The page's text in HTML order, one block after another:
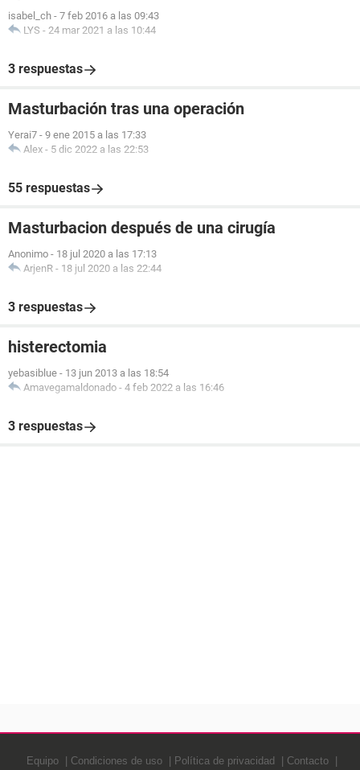
isabel_ch - 7 feb 2016 a las 09:43
LYS - 24 mar 2021 a las 10:44
3 respuestas
Masturbación tras una operación
Yerai7 - 9 ene 2015 a las 17:33
Alex - 5 dic 2022 a las 22:53
55 respuestas
Masturbacion después de una cirugía
Anonimo - 18 jul 2020 a las 17:13
ArjenR - 18 jul 2020 a las 22:44
3 respuestas
histerectomia
yebasiblue - 13 jun 2013 a las 18:54
Amavegamaldonado - 4 feb 2022 a las 16:46
3 respuestas
Equipo Condiciones de uso Política de privacidad Contacto